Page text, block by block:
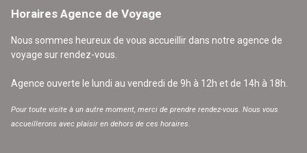
Horaires Agence de Voyage
Nous sommes heureux de vous accueillir dans notre agence de
voyage sur rendez-vous.
Agence ouverte le lundi au vendredi de 9h à 12h et de 14h à 18h.
Pour toute visite à un autre moment, merci de prendre rendez-vous. Nous vous
accueillerons avec plaisir en dehors de ces horaires.